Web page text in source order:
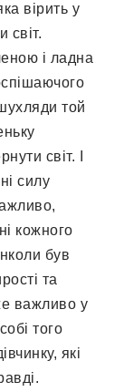
вірить у
світ.
і ладна
той
світ. І
силу
кожного
був
та
важливо у
того
які